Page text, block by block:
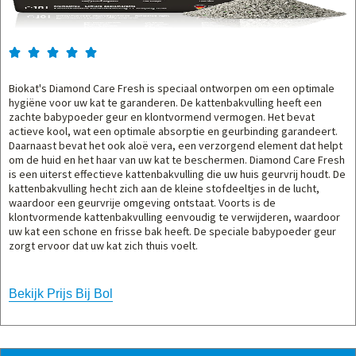
    
Biokat's Diamond Care Fresh is speciaal ontworpen om een optimale
hygiëne voor uw kat te garanderen. De kattenbakvulling heeft een
zachte babypoeder geur en klontvormend vermogen. Het bevat
actieve kool, wat een optimale absorptie en geurbinding garandeert.
Daarnaast bevat het ook aloë vera, een verzorgend element dat helpt
om de huid en het haar van uw kat te beschermen. Diamond Care Fresh
is een uiterst effectieve kattenbakvulling die uw huis geurvrij houdt. De
kattenbakvulling hecht zich aan de kleine stofdeeltjes in de lucht,
waardoor een geurvrije omgeving ontstaat. Voorts is de
klontvormende kattenbakvulling eenvoudig te verwijderen, waardoor
uw kat een schone en frisse bak heeft. De speciale babypoeder geur
zorgt ervoor dat uw kat zich thuis voelt.
Bekijk Prijs Bij Bol